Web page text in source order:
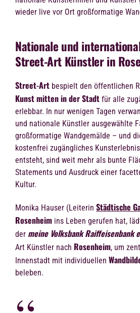
wieder live vor Ort großformatige
Nationale und
Street-Art Künstler in
Street-Art bespielt den öffentlichen
Kunst mitten in der Stadt für alle
erlebbar. In nur wenigen Tagen
und nationale Künstler ausgewählte
großformatige Wandgemälde – und
kostenfrei zugängliches
entsteht, sind weit mehr als bunte
Statements und Ausdruck einer
Kultur.
Monika Hauser (Leiterin Städtische
Rosenheim ins Leben gerufen hat,
der meine Volksbank Raiffeisenbank
Art Künstler nach Rosenheim, um
Innenstadt mit individuellen
beleben.